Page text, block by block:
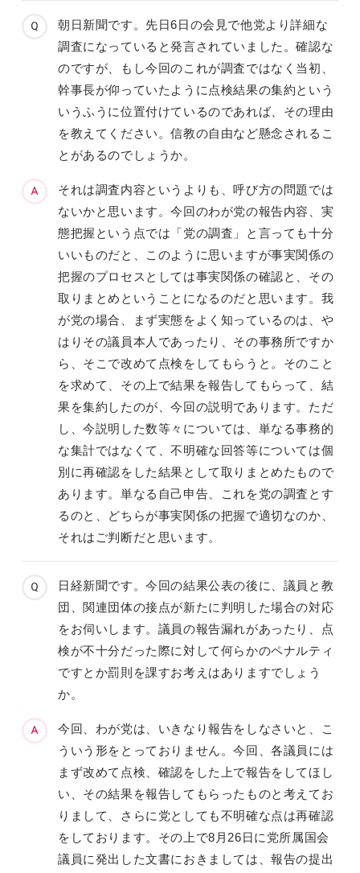
朝日新聞です。先日6日の会見で他党より詳細な
調査になっていると発言されていました。確認な
のですが、もし今回のこれが調査ではなく当初、
幹事長が仰っていたように点検結果の集約という
いうふうに位置付けているのであれば、その理由
を教えてください。信教の自由など懸念されるこ
とがあるのでしょうか。
それは調査内容というよりも、呼び方の問題では
ないかと思います。今回のわが党の報告内容、実
態把握という点では「党の調査」と言っても十分
いいものだと、このように思いますが事実関係の
把握のプロセスとしては事実関係の確認と、その
取りまとめということになるのだと思います。我
が党の場合、まず実態をよく知っているのは、や
はりその議員本人であったり、その事務所ですか
ら、そこで改めて点検をしてもらうと。そのこと
を求めて、その上で結果を報告してもらって、結
果を集約したのが、今回の説明であります。ただ
し、今説明した数等々については、単なる事務的
な集計ではなくて、不明確な回答等については個
別に再確認をした結果として取りまとめたもので
あります。単なる自己申告、これを党の調査とす
るのと、どちらが事実関係の把握で適切なのか、
それはご判断だと思います。
日経新聞です。今回の結果公表の後に、議員と教
団、関連団体の接点が新たに判明した場合の対応
をお伺いします。議員の報告漏れがあったり、点
検が不十分だった際に対して何らかのペナルティ
ですとか罰則を課すお考えはありますでしょう
か。
今回、わが党は、いきなり報告をしなさいと、こ
ういう形をとっておりません。今回、各議員には
まず改めて点検、確認をした上で報告をしてほし
い、その結果を報告してもらったものと考えてお
りまして、さらに党としても不明確な点は再確認
をしております。その上で8月26日に党所属国会
議員に発出した文書におきましては、報告の提出